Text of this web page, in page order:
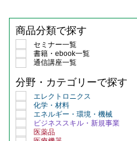
商品分類で探す
セミナー一覧
書籍・ebook一覧
通信講座一覧
分野・カテゴリーで探す
エレクトロニクス
化学・材料
エネルギー・環境・機械
ビジネススキル・新規事業
医薬品